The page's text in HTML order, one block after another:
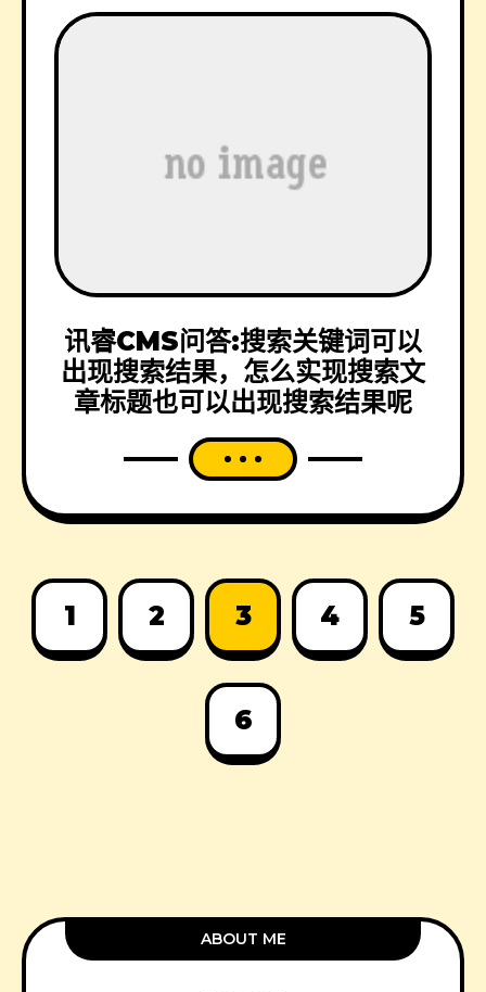
讯睿CMS问答:搜索关键词可以
出现搜索结果，怎么实现搜索文
章标题也可以出现搜索结果呢
1 2 3 4 5
6
ABOUT ME